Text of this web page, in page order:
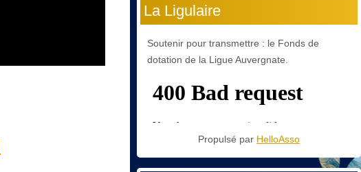
La Ligulaire
Soutenir pour transmettre : le Fonds de
dotation de la Ligue Auvergnate.
Propulsé par HelloAsso